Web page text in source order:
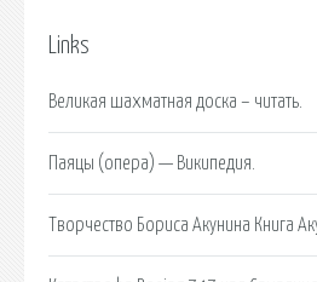
Links
Великая шахматная доска – читать.
Паяцы (опера) — Википедия.
Творчество Бориса Акунина Книга